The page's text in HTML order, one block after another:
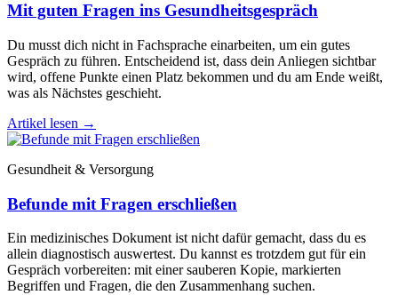
Mit guten Fragen ins Gesundheitsgespräch
Du musst dich nicht in Fachsprache einarbeiten, um ein gutes
Gespräch zu führen. Entscheidend ist, dass dein Anliegen sichtbar
wird, offene Punkte einen Platz bekommen und du am Ende weißt,
was als Nächstes geschieht.
Artikel lesen →
Gesundheit & Versorgung
Befunde mit Fragen erschließen
Ein medizinisches Dokument ist nicht dafür gemacht, dass du es
allein diagnostisch auswertest. Du kannst es trotzdem gut für ein
Gespräch vorbereiten: mit einer sauberen Kopie, markierten
Begriffen und Fragen, die den Zusammenhang suchen.